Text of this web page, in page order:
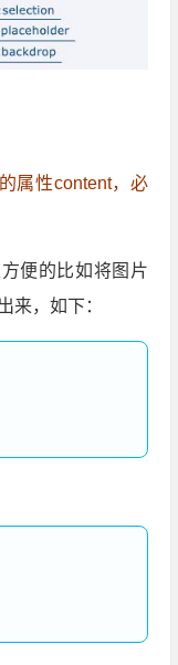
属性content，必
便的比如将图片
来，如下：